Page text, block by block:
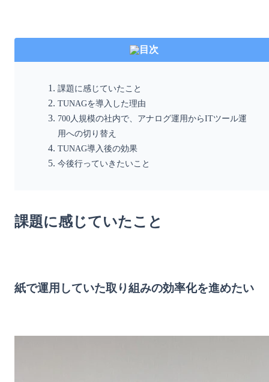
目次
課題に感じていたこと
TUNAGを導入した理由
700人規模の社内で、アナログ運用からITツール運
用への切り替え
TUNAG導入後の効果
今後行っていきたいこと
課題に感じていたこと
紙で運用していた取り組みの効率化を進めたい